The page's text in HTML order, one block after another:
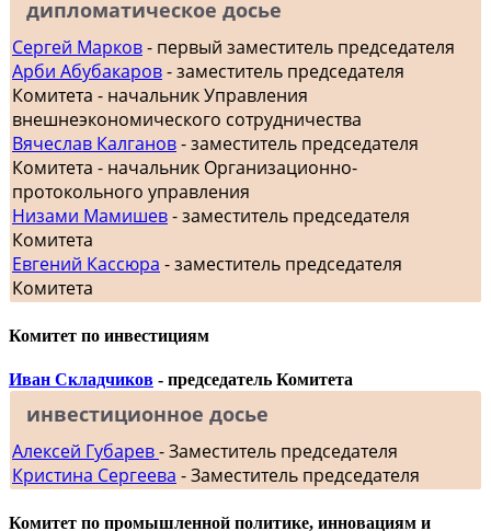
дипломатическое досье
Сергей Марков- первый заместитель председателя
Арби Абубакаров- заместитель председателя
Комитета - начальник Управления
внешнеэкономического сотрудничества
Вячеслав Калганов- заместитель председателя
Комитета - начальник Организационно-
протокольного управления
Низами Мамишев- заместитель председателя
Комитета
Евгений Кассюра - заместитель председателя
Комитета
Комитет по инвестициям
Иван Складчиков - председатель Комитета
инвестиционное досье
Алексей Губарев- Заместитель председателя
Кристина Сергеева - Заместитель председателя
Комитет по промышленной политике, инновациям и